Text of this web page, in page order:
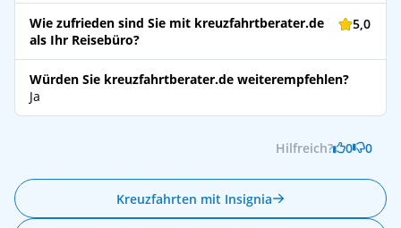
Wie zufrieden sind Sie mit kreuzfahrtberater.de
als Ihr Reisebüro?
5,0
Würden Sie kreuzfahrtberater.de weiterempfehlen?
Ja
Kreuzfahrten mit Insignia
Hilfreich? 0 0